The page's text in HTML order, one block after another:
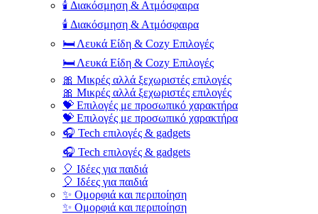
🕯️ Διακόσμηση & Ατμόσφαιρα
🕯️ Διακόσμηση & Ατμόσφαιρα
🛏️ Λευκά Είδη & Cozy Επιλογές
🛏️ Λευκά Είδη & Cozy Επιλογές
🎀 Μικρές αλλά ξεχωριστές επιλογές
🎀 Μικρές αλλά ξεχωριστές επιλογές
💝 Επιλογές με προσωπικό χαρακτήρα
💝 Επιλογές με προσωπικό χαρακτήρα
🎧 Tech επιλογές & gadgets
🎧 Tech επιλογές & gadgets
🎈 Ιδέες για παιδιά
🎈 Ιδέες για παιδιά
✨ Ομορφιά και περιποίηση
✨ Ομορφιά και περιποίηση